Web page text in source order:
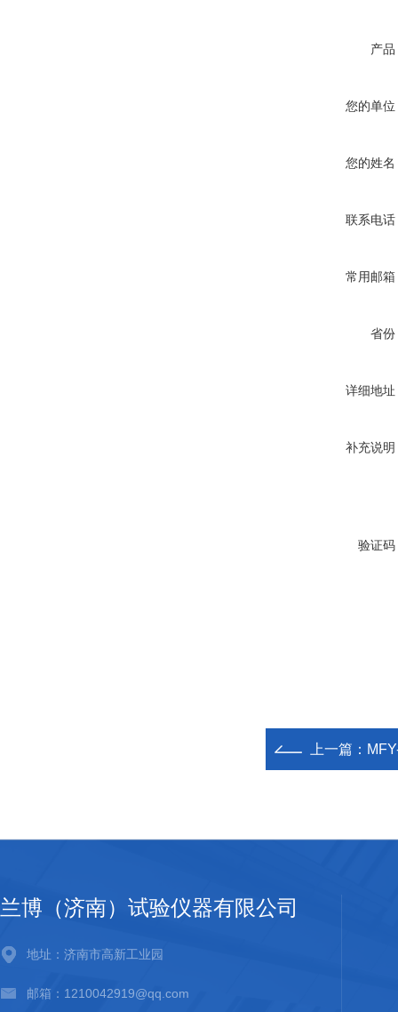
产品
您的单位
您的姓名
联系电话
常用邮箱
省份
详细地址
补充说明
验证码
上一篇：
兰博（济南）试验仪器有限公司
地址：济南市高新工业园
邮箱：1210042919@qq.com